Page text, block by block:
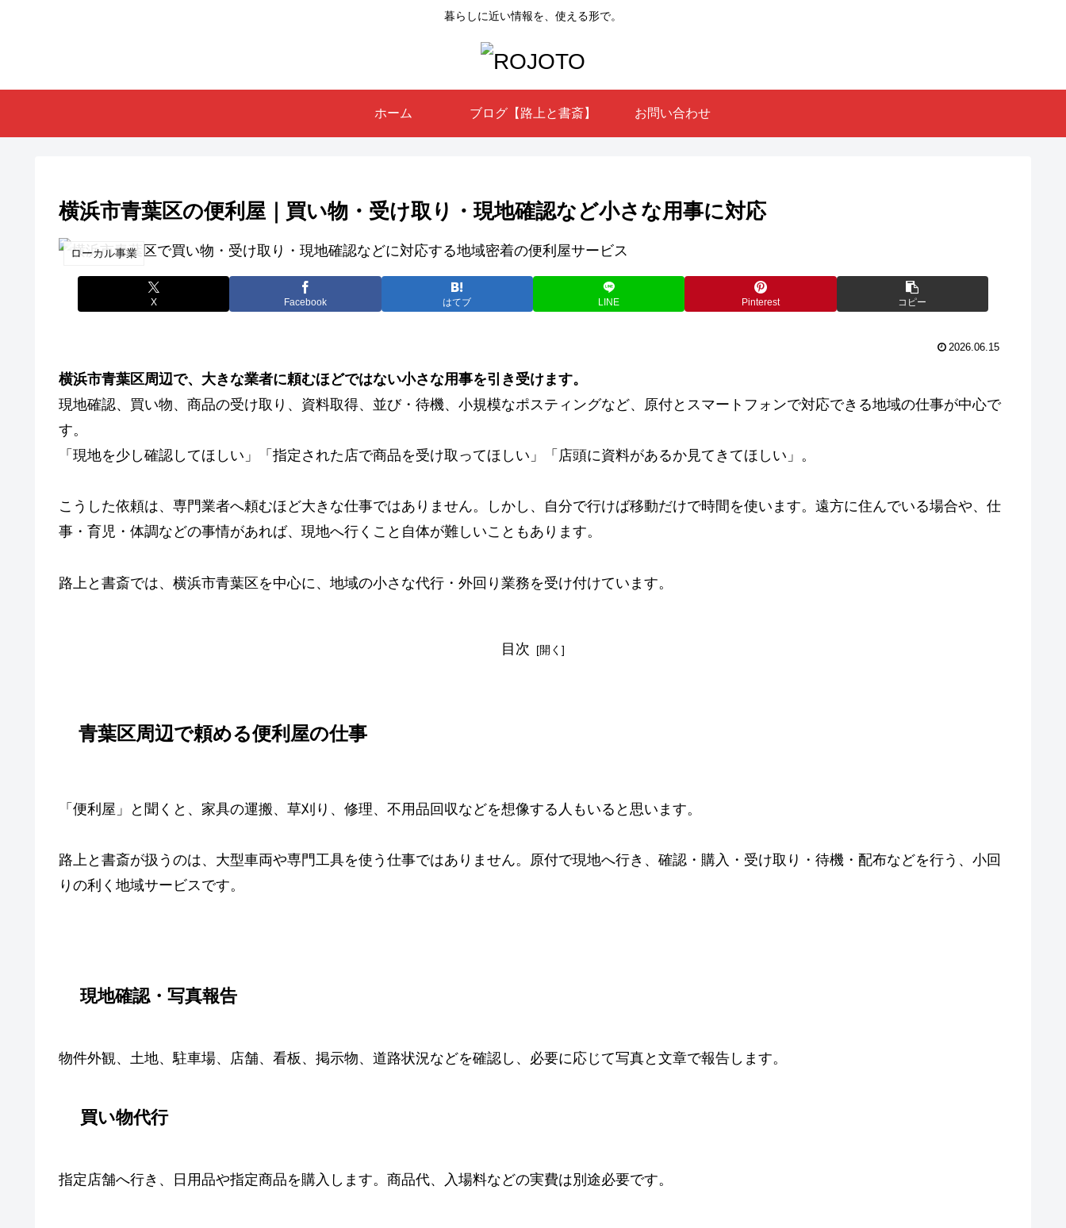
暮らしに近い情報を、使える形で。
ホーム ブログ【路上と書斎】 お問い合わせ
横浜市青葉区の便利屋｜買い物・受け取り・現地確認など小さな用事に対応
ローカル事業
X Facebook はてブ LINE Pinterest コピー
2026.06.15
横浜市青葉区周辺で、大きな業者に頼むほどではない小さな用事を引き受けます。
現地確認、買い物、商品の受け取り、資料取得、並び・待機、小規模なポスティングなど、原付とスマートフォンで対応できる地域の仕事が中心で
す。
「現地を少し確認してほしい」「指定された店で商品を受け取ってほしい」「店頭に資料があるか見てきてほしい」。
こうした依頼は、専門業者へ頼むほど大きな仕事ではありません。しかし、自分で行けば移動だけで時間を使います。遠方に住んでいる場合や、仕
事・育児・体調などの事情があれば、現地へ行くこと自体が難しいこともあります。
路上と書斎では、横浜市青葉区を中心に、地域の小さな代行・外回り業務を受け付けています。
目次
青葉区周辺で頼める便利屋の仕事
「便利屋」と聞くと、家具の運搬、草刈り、修理、不用品回収などを想像する人もいると思います。
路上と書斎が扱うのは、大型車両や専門工具を使う仕事ではありません。原付で現地へ行き、確認・購入・受け取り・待機・配布などを行う、小回
りの利く地域サービスです。
現地確認・写真報告
物件外観、土地、駐車場、店舗、看板、掲示物、道路状況などを確認し、必要に応じて写真と文章で報告します。
買い物代行
指定店舗へ行き、日用品や指定商品を購入します。商品代、入場料などの実費は別途必要です。